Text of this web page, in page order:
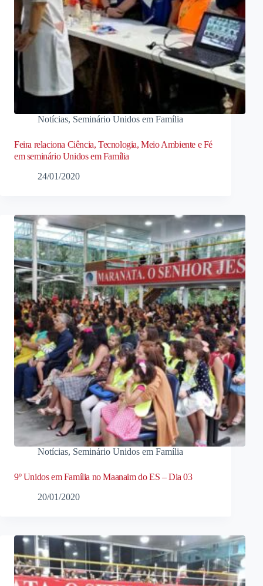
Notícias, Seminário Unidos em Família
Feira relaciona Ciência, Tecnologia, Meio Ambiente e Fé
em seminário Unidos em Família
24/01/2020
Notícias, Seminário Unidos em Família
9º Unidos em Família no Maanaim do ES – Dia 03
20/01/2020